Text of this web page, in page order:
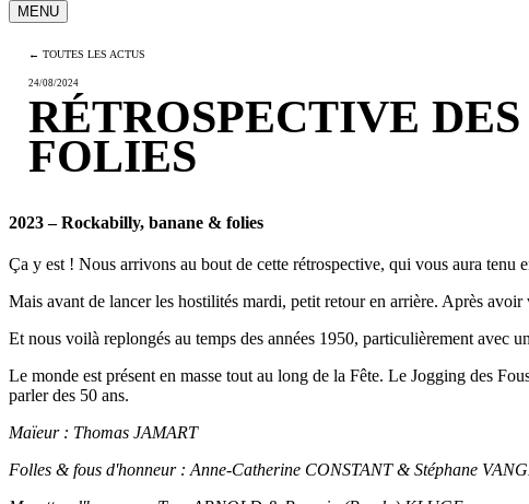
MENU
← TOUTES LES ACTUS
24/08/2024
RÉTROSPECTIVE
FOLIES
2023 – Rockabilly, banane & folies
Ça y est ! Nous arrivons au bout de cette rétrospective, qui vous aura tenu
Mais avant de lancer les hostilités mardi, petit retour en arrière. Après
Et nous voilà replongés au temps des années 1950, particulièrement avec
Le monde est présent en masse tout au long de la Fête. Le Jogging des
parler des 50 ans.
Maïeur : Thomas JAMART
Folles & fous d'honneur : Anne-Catherine CONSTANT & Stéphane